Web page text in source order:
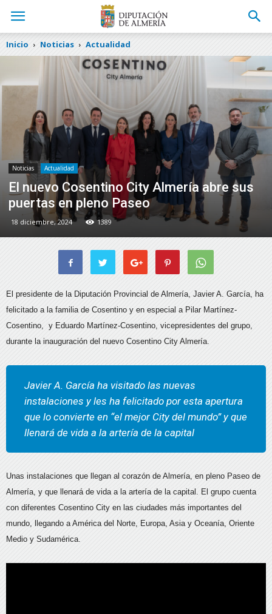
Inicio Noticias Actualidad
Noticias Actualidad
El nuevo Cosentino City Almería abre sus
puertas en pleno Paseo
18 diciembre, 2024 1389
El presidente de la Diputación Provincial de Almería, Javier A. García, ha
felicitado a la familia de Cosentino y en especial a Pilar Martínez-
Cosentino, y Eduardo Martínez-Cosentino, vicepresidentes del grupo,
durante la inauguración del nuevo Cosentino City Almería.
Javier A. García ha visitado las nuevas
instalaciones y les ha felicitado por esta apertura
que lo convierte en “el mejor City del mundo” y que
llenará de vida a la artería de la capital
Unas instalaciones que llegan al corazón de Almería, en pleno Paseo de
Almería, y que llenará de vida a la artería de la capital. El grupo cuenta
con diferentes Cosentino City en las ciudades más importantes del
mundo, llegando a América del Norte, Europa, Asia y Oceanía, Oriente
Medio y Sudamérica.